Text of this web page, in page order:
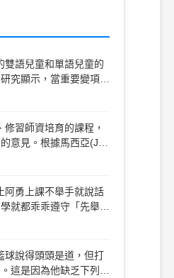
雙語兒童和單語兒童的
究顯示，當重要變項
好控制之後：(A)雙語
驗上的表現優於雙語兒
認知作業上的表現都
習師資培育的課程，
意見。根據馬西亞(J.
屬於哪一種 認同狀
合。
阿勇上課不舉手就說話
就都乖乖遵守「先舉
則了。這種現 象最
漣漪效應 (D)比馬龍效
球說得頭頭是道，但打
這是因為他缺乏下列哪